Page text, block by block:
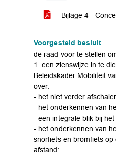
Bijlage 4 -
Voorgesteld besluit
de raad voor te stellen
1. een zienswijze in te
Beleidskader Mobiliteit
over:
- het niet verder
- het onderkennen van
- een integrale blik bij het
- het onderkennen van
snorfiets en bromfiets op
afstand;